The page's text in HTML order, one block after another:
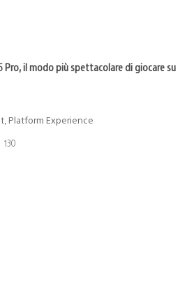
Pro, il modo più spettacolare di giocare su
Platform Experience
130